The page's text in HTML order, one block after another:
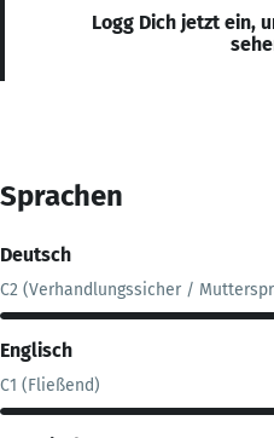
Logg Dich jetzt ein,
Sprachen
Deutsch
C2 (Verhandlungssicher /
Englisch
C1 (Fließend)